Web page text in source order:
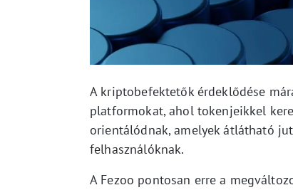
A kriptobefektetők érdeklődése
platformokat, ahol tokenjeikkel
orientálódnak, amelyek átlátható
felhasználóknak.
A Fezoo pontosan erre a